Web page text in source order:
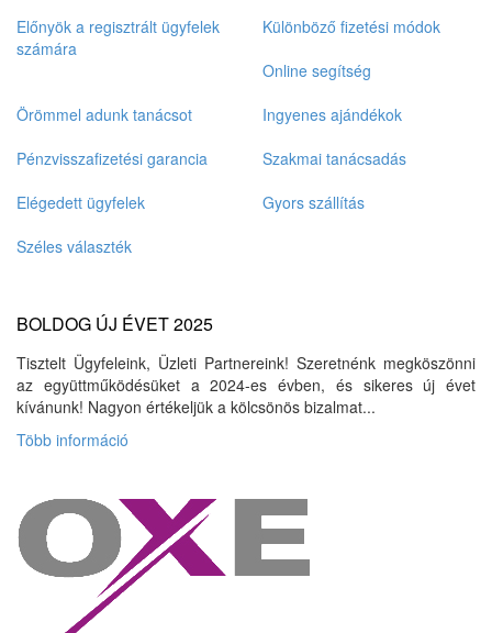
Előnyök a regisztrált ügyfelek
számára
Különböző fizetési módok
Online segítség
Örömmel adunk tanácsot
Ingyenes ajándékok
Pénzvisszafizetési garancia
Szakmai tanácsadás
Elégedett ügyfelek
Gyors szállítás
Széles választék
BOLDOG ÚJ ÉVET 2025
Tisztelt Ügyfeleink, Üzleti Partnereink! Szeretnénk megköszönni
az együttműködésüket a 2024-es évben, és sikeres új évet
kívánunk! Nagyon értékeljük a kölcsönös bizalmat...
Több információ